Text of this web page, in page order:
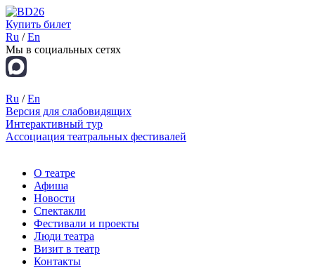
Купить билет
Ru /En
Мы в социальных сетях
Ru / En
Версия для слабовидящих
Интерактивный тур
Ассоциация театральных фестивалей
О театре
Афиша
Новости
Спектакли
Фестивали и проекты
Люди театра
Визит в театр
Контакты